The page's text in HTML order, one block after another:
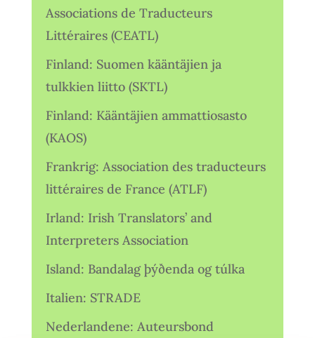
Associations de Traducteurs
Littéraires (CEATL)
Finland: Suomen kääntäjien ja
tulkkien liitto (SKTL)
Finland: Kääntäjien ammattiosasto
(KAOS)
Frankrig: Association des traducteurs
littéraires de France (ATLF)
Irland: Irish Translators’ and
Interpreters Association
Island: Bandalag þýðenda og túlka
Italien: STRADE
Nederlandene: Auteursbond